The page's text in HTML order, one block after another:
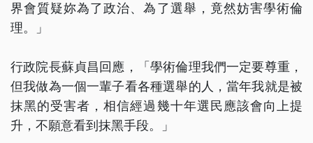
界會質疑妳為了政治、為了選舉，竟然妨害學術倫
理。」
行政院長蘇貞昌回應，「學術倫理我們一定要尊重，
但我做為一個一輩子看各種選舉的人，當年我就是被
抹黑的受害者，相信經過幾十年選民應該會向上提
升，不願意看到抹黑手段。」